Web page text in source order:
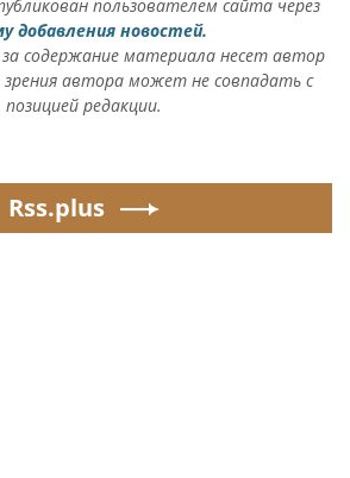
пользователем сайта через
добавления новостей.
содержание материала несет автор
зрения автора может не совпадать с
позицией редакции.
Rss.plus